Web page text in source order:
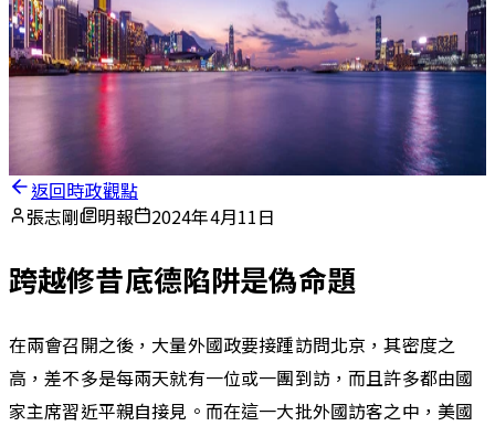
返回時政觀點
張志剛
明報 2024年4月11日
跨越修昔底德陷阱是偽命題
在兩會召開之後，大量外國政要接踵訪問北京，其密度之
高，差不多是每兩天就有一位或一團到訪，而且許多都由國
家主席習近平親自接見。而在這一大批外國訪客之中，美國